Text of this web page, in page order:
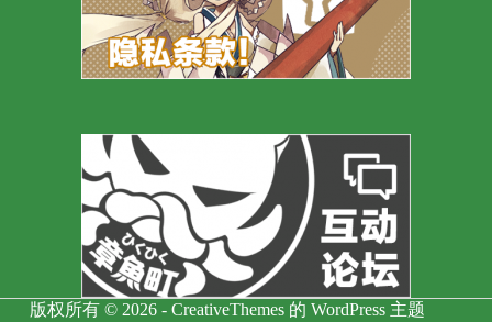
版权所有 © 2026 - CreativeThemes的 WordPress 主题